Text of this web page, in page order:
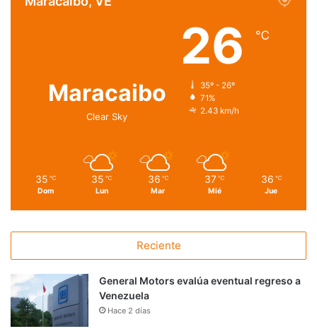
Maracaibo
Clear Sky
26 ℃
35º - 26º
71%
2.43 km/h
35 ℃
Dom
35 ℃
Lun
36 ℃
Mar
37 ℃
Mié
36 ℃
Jue
Reciente
General Motors evalúa eventual regreso a
Venezuela
Hace 2 días